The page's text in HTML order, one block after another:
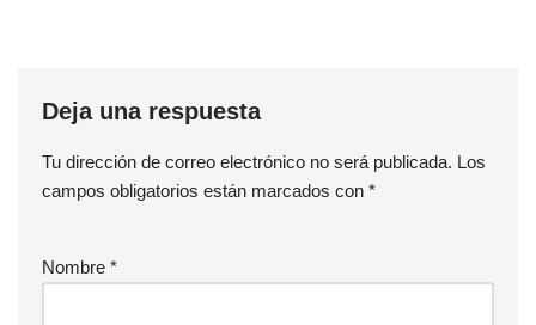
Deja una respuesta
Tu dirección de correo electrónico no será publicada. Los
campos obligatorios están marcados con *
Nombre *